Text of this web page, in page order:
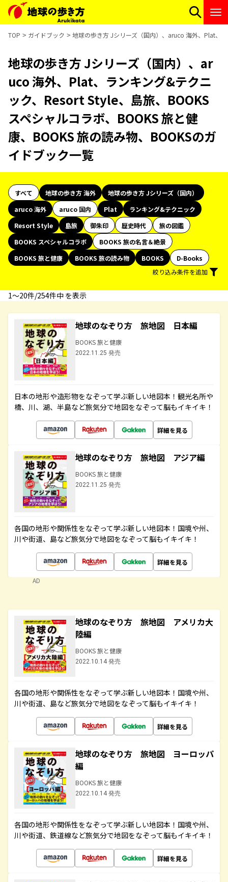
TOP ガイドブック 地球の歩き方 Jシリーズ（国内）、aruco 海外、Plat、
地球の歩き方 Jシリーズ（国内）、ar
uco 海外、Plat、ランキング&テクニ
ック、Resort Style、島旅、BOOKS
スペシャルコラボ、BOOKS 旅と健
康、BOOKS 旅の読み物、BOOKSのガ
イドブック一覧
すべて 地球の歩き方 海外
地球の歩き方 Jシリーズ（国内）
aruco 海外
aruco 国内 Plat
ランキング&テクニック
Resort Style
島旅 御朱印 歴史時代
旅の図鑑
BOOKS スペシャルコラボ
BOOKS 旅の名言＆絶景
BOOKS 旅と健康
BOOKS 旅の読み物 BOOKS
D-Books
絞り込み条件を追加
1〜20件/254件中 を表示
地球のなぞり方 旅地図 日本編
BOOKS 旅と健康
2022.11.25 発売
日本の地形や造形物をなぞって学ぶ新しい地図本！観光名所や
橋、川、湖、半島など旅気分で地図をなぞって脳もイキイキ！
詳細を見る
地球のなぞり方 旅地図 アジア編
BOOKS 旅と健康
2022.11.25 発売
各国の地形や関係性をなぞって学ぶ新しい地図本！国境や州、
川や街道、島など旅気分で地図をなぞって脳もイキイキ！
詳細を見る
AD
地球のなぞり方 旅地図 アメリカ大
陸編
BOOKS 旅と健康
2022.10.14 発売
各国の地形や関係性をなぞって学ぶ新しい地図本！国境や州、
川や街道、島など旅気分で地図をなぞって脳もイキイキ！
詳細を見る
地球のなぞり方 旅地図 ヨーロッパ
編
BOOKS 旅と健康
2022.10.14 発売
各国の地形や関係性をなぞって学ぶ新しい地図本！国境や州、
川や街道、鉄道線など旅気分で地図をなぞって脳もイキイキ！
詳細を見る